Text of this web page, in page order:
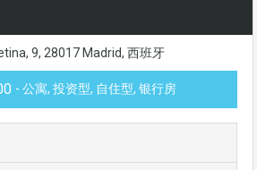
9, 28017 Madrid, 西班牙
- 公寓, 投资型, 自住型, 银行房